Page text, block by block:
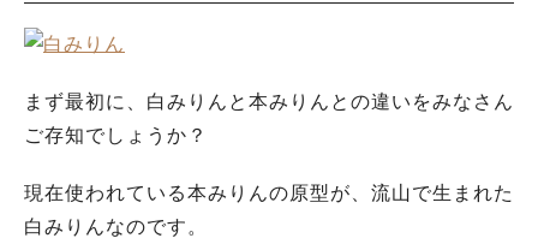
まず最初に、白みりんと本みりんとの違いをみなさん
ご存知でしょうか？
現在使われている本みりんの原型が、流山で生まれた
白みりんなのです。